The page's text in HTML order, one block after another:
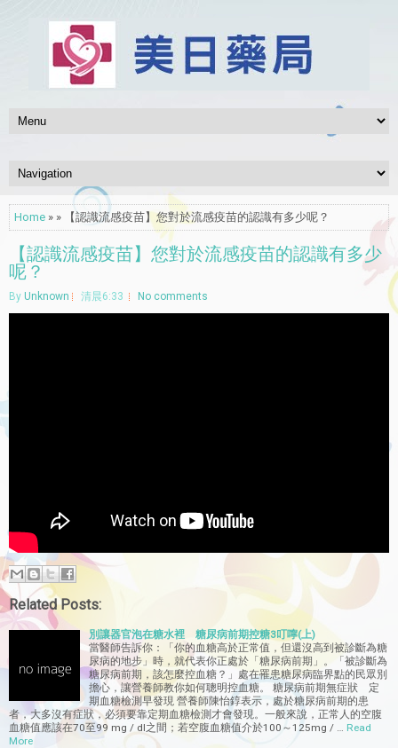
Home » » 【認識流感疫苗】您對於流感疫苗的認識有多少呢？
【認識流感疫苗】您對於流感疫苗的認識有多少
呢？
By Unknown 清晨6:33 No comments
Related Posts:
別讓器官泡在糖水裡 糖尿病前期控糖3叮嚀(上)
當醫師告訴你：「你的血糖高於正常值，但還沒高到被診斷為糖
尿病的地步」時，就代表你正處於「糖尿病前期」。「被診斷為
糖尿病前期，該怎麼控血糖？」處在罹患糖尿病臨界點的民眾別
擔心，讓營養師教你如何聰明控血糖。 糖尿病前期無症狀 定
期血糖檢測早發現 營養師陳怡錞表示，處於糖尿病前期的患
者，大多沒有症狀，必須要靠定期血糖檢測才會發現。一般來說，正常人的空腹
血糖值應該在70至99 mg / dl之間；若空腹血糖值介於100～125mg / …
Read
More